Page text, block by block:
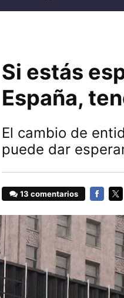
Si estás
España,
El cambio de
puede dar
13 comentarios